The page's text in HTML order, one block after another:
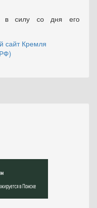
в силу со дня его
сайт Кремля